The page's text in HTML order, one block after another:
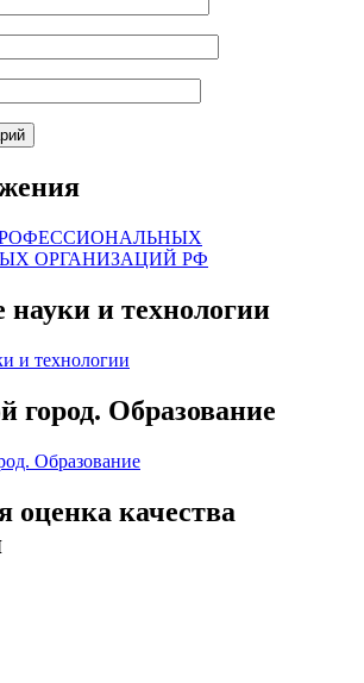
науки и технологии
город. Образование
оценка качества